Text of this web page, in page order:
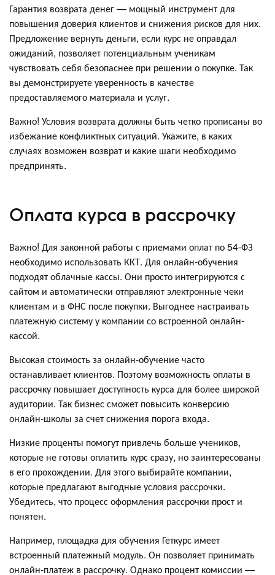
Гарантия возврата денег — мощный инструмент для
повышения доверия клиентов и снижения рисков для них.
Предложение вернуть деньги, если курс не оправдал
ожиданий, позволяет потенциальным ученикам
чувствовать себя безопаснее при решении о покупке. Так
вы демонстрируете уверенность в качестве
предоставляемого материала и услуг.
Важно! Условия возврата должны быть четко прописаны во
избежание конфликтных ситуаций. Укажите, в каких
случаях возможен возврат и какие шаги необходимо
предпринять.
Оплата курса в рассрочку
Важно! Для законной работы с приемами оплат по 54-ФЗ
необходимо использовать ККТ. Для онлайн-обучения
подходят облачные кассы. Они просто интегрируются с
сайтом и автоматически отправляют электронные чеки
клиентам и в ФНС после покупки. Выгоднее настраивать
платежную систему у компании со встроенной онлайн-
кассой.
Высокая стоимость за онлайн-обучение часто
останавливает клиентов. Поэтому возможность оплаты в
рассрочку повышает доступность курса для более широкой
аудитории. Так бизнес сможет повысить конверсию
онлайн-школы за счет снижения порога входа.
Низкие проценты помогут привлечь больше учеников,
которые не готовы оплатить курс сразу, но заинтересованы
в его прохождении. Для этого выбирайте компании,
которые предлагают выгодные условия рассрочки.
Убедитесь, что процесс оформления рассрочки прост и
понятен.
Например, площадка для обучения Геткурс имеет
встроенный платежный модуль. Он позволяет принимать
онлайн-платеж в рассрочку. Однако процент комиссии —